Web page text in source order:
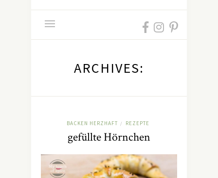
ARCHIVES:
BACKEN HERZHAFT / REZEPTE
gefüllte Hörnchen